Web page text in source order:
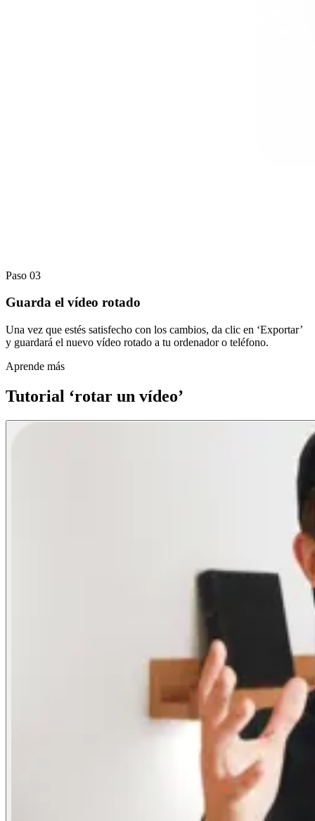
Paso 03
Guarda el vídeo rotado
Una vez que estés satisfecho con los cambios, da clic en ‘Exportar’
y guardará el nuevo vídeo rotado a tu ordenador o teléfono.
Aprende más
Tutorial ‘rotar un vídeo’